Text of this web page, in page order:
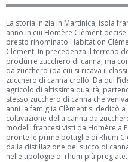
La storia inizia in Martinica, isola
anno in cui Homère Clèment
presto rinominato Habitation
Clèment. In precedenza il terreno
produrre zucchero di canna, ma
da zucchero (da cui si ricava il
zucchero di canna crollò. Da qui
agricolo di altissima qualità,
stesso zucchero di canna che
anni la famiglia Clèment si dedicò
coltivazione della canna da
modelli francesi visti da Homère a
pronte le prime bottiglie di Rhum
dalla distillazione del succo di
nelle tipologie di rhum più pregiate.